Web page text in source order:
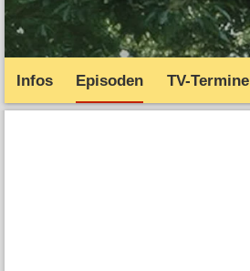
Infos Episoden TV-Termine